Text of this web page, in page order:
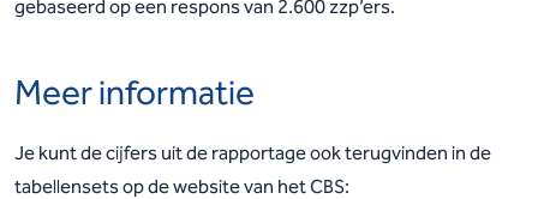
gebaseerd op een respons van 2.600 zzp’ers.
Meer informatie
Je kunt de cijfers uit de rapportage ook terugvinden in de
tabellensets op de website van het CBS: